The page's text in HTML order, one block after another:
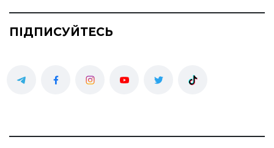
ПІДПИСУЙТЕСЬ